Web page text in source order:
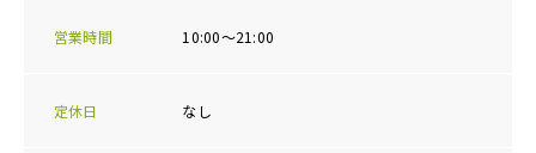
営業時間 10:00～21:00
定休日 なし